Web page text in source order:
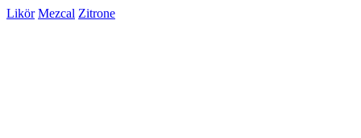
Likör Mezcal Zitrone